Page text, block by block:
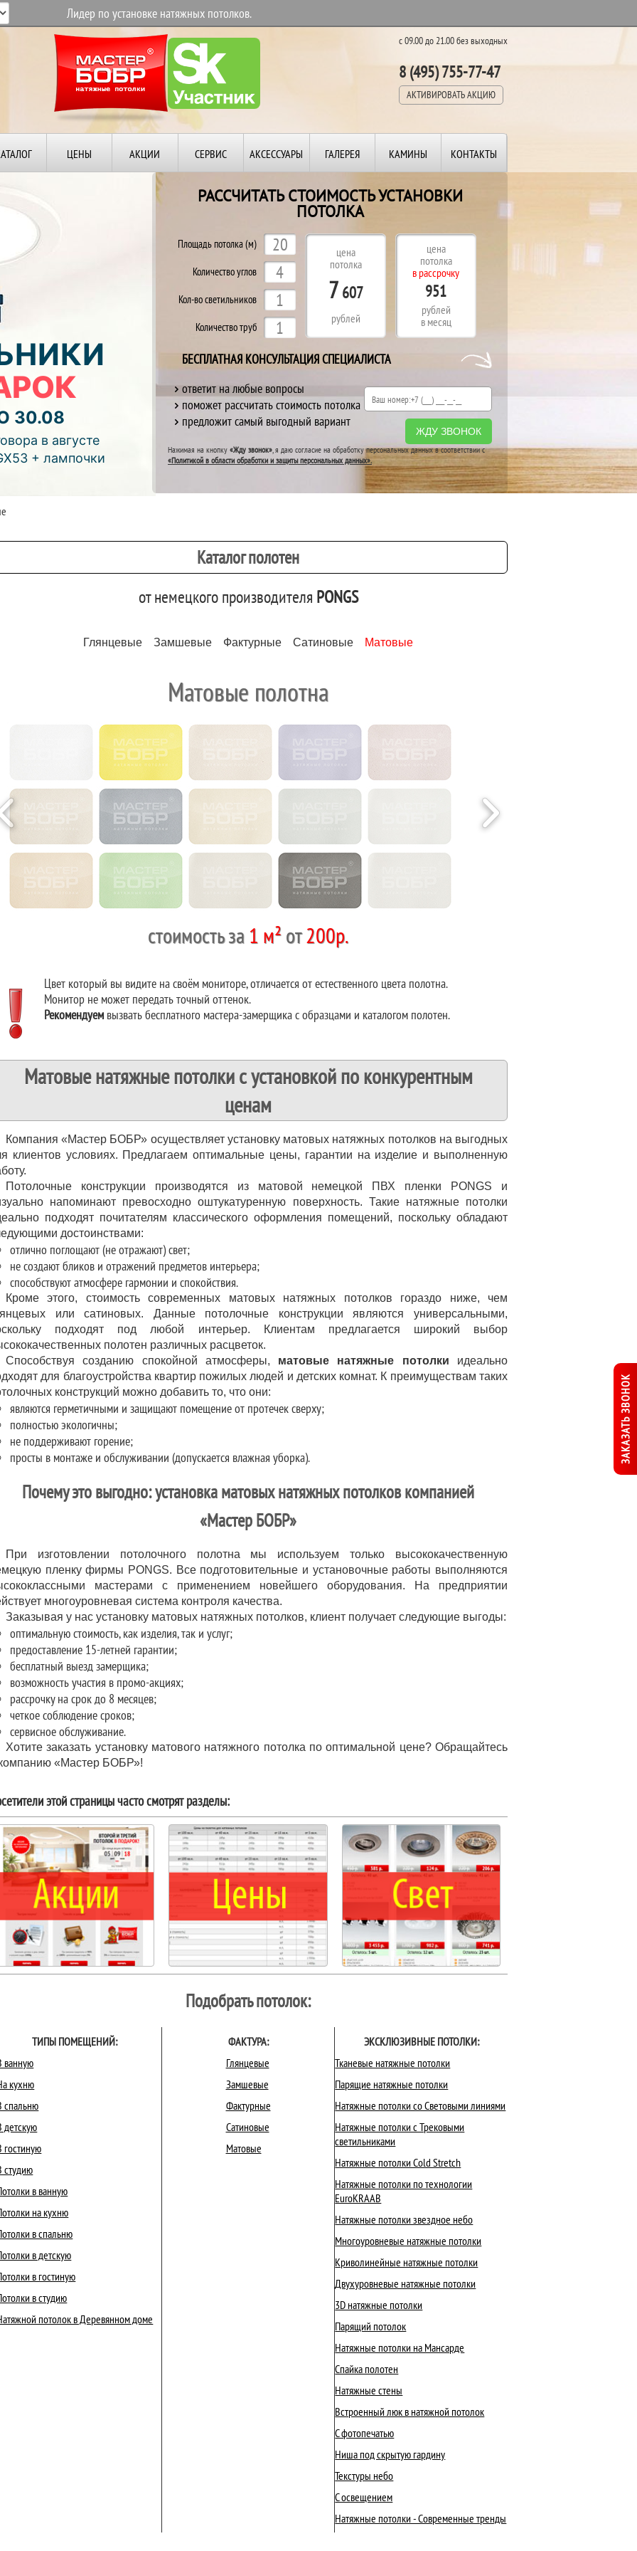
Лидер по установке натяжных потолков.
с 09.00 до 21.00 без выходных
8 (495) 755-77-47
АКТИВИРОВАТЬ АКЦИЮ
ЦЕНЫ АКЦИИ СЕРВИС АКСЕССУАРЫ ГАЛЕРЕЯ КАМИНЫ КОНТАКТЫ
видео)
30.08
в августе
+ лампочки
РАССЧИТАТЬ СТОИМОСТЬ УСТАНОВКИ
ПОТОЛКА
Площадь потолка (м)
Количество углов
Кол-во светильников
Количество труб
цена
потолка
7 607
рублей
цена
потолка
в рассрочку
951
рублей
в месяц
БЕСПЛАТНАЯ КОНСУЛЬТАЦИЯ СПЕЦИАЛИСТА
ответит на любые вопросы
поможет рассчитать стоимость потолка
предложит самый выгодный вариант
ЖДУ ЗВОНОК
Нажимая на кнопку «Жду звонок», я даю согласие на обработку персональных данных в соответствии с
«Политикой в области обработки и защиты персональных данных».
Каталог полотен
от немецкого производителя PONGS
Глянцевые Замшевые Фактурные Сатиновые Матовые
Матовые полотна
стоимость за 1 м²от200р.
Цвет который вы видите на своём мониторе, отличается от естественного цвета полотна.
Монитор не может передать точный оттенок.
Рекомендуем вызвать бесплатного мастера-замерщика с образцами и каталогом полотен.
Матовые натяжные потолки с установкой по конкурентным
ценам
Компания «Мастер БОБР» осуществляет установку матовых натяжных потолков на выгодных
клиентов условиях. Предлагаем оптимальные цены, гарантии на изделие и выполненную
Потолочные конструкции производятся из матовой немецкой ПВХ пленки PONGS и
напоминают превосходно оштукатуренную поверхность. Такие натяжные потолки
подходят почитателям классического оформления помещений, поскольку обладают
достоинствами:
отлично поглощают (не отражают) свет;
не создают бликов и отражений предметов интерьера;
способствуют атмосфере гармонии и спокойствия.
Кроме этого, стоимость современных матовых натяжных потолков гораздо ниже, чем
или сатиновых. Данные потолочные конструкции являются универсальными,
подходят под любой интерьер. Клиентам предлагается широкий выбор
полотен различных расцветок.
Способствуя созданию спокойной атмосферы, матовые натяжные потолки идеально
для благоустройства квартир пожилых людей и детских комнат. К преимуществам таких
конструкций можно добавить то, что они:
являются герметичными и защищают помещение от протечек сверху;
полностью экологичны;
не поддерживают горение;
просты в монтаже и обслуживании (допускается влажная уборка).
Почему это выгодно: установка матовых натяжных потолков компанией
«Мастер БОБР»
При изготовлении потолочного полотна мы используем только высококачественную
пленку фирмы PONGS. Все подготовительные и установочные работы выполняются
мастерами с применением новейшего оборудования. На предприятии
многоуровневая система контроля качества.
Заказывая у нас установку матовых натяжных потолков, клиент получает следующие выгоды:
оптимальную стоимость, как изделия, так и услуг;
предоставление 15-летней гарантии;
бесплатный выезд замерщика;
возможность участия в промо-акциях;
рассрочку на срок до 8 месяцев;
четкое соблюдение сроков;
сервисное обслуживание.
Хотите заказать установку матового натяжного потолка по оптимальной цене? Обращайтесь
«Мастер БОБР»!
этой страницы часто смотрят разделы:
Подобрать потолок:
ТИПЫ ПОМЕЩЕНИЙ:
ванную
кухню
спальню
детскую
гостиную
студию
в ванную
на кухню
в спальню
в детскую
в гостиную
в студию
потолок в Деревянном доме
ФАКТУРА:
Глянцевые
Замшевые
Фактурные
Сатиновые
Матовые
ЭКСКЛЮЗИВНЫЕ ПОТОЛКИ:
Тканевые натяжные потолки
Парящие натяжные потолки
Натяжные потолки со Световыми линиями
Натяжные потолки с Трековыми
светильниками
Натяжные потолки Cold Stretch
Натяжные потолки по технологии
EuroKRAAB
Натяжные потолки звездное небо
Многоуровневые натяжные потолки
Криволинейные натяжные потолки
Двухуровневые натяжные потолки
3D натяжные потолки
Парящий потолок
Натяжные потолки на Мансарде
Спайка полотен
Натяжные стены
Встроенный люк в натяжной потолок
С фотопечатью
Ниша под скрытую гардину
Текстуры небо
С освещением
Натяжные потолки - Современные тренды
ЗАКАЗАТЬ ЗВОНОК